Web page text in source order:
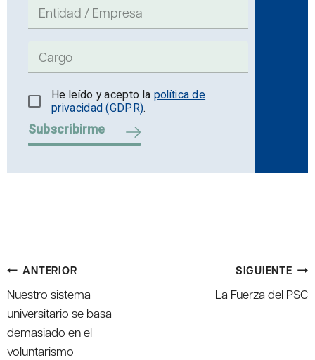
He leído y acepto la política de
privacidad (GDPR).
Subscribirme
Navegación
de
entradas
ANTERIOR
Nuestro sistema
universitario se basa
demasiado en el
voluntarismo
SIGUIENTE
La Fuerza del PSC